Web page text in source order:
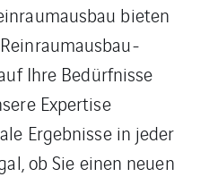
bieten
Ihre Bedürfnisse
Expertise
Ergebnisse in jeder
ob Sie einen neuen